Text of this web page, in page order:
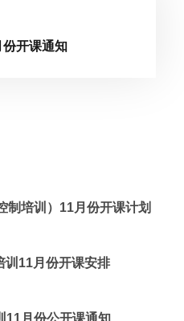
开课通知
制培训）11月份开课计划
训11月份开课安排
11月份公开课通知